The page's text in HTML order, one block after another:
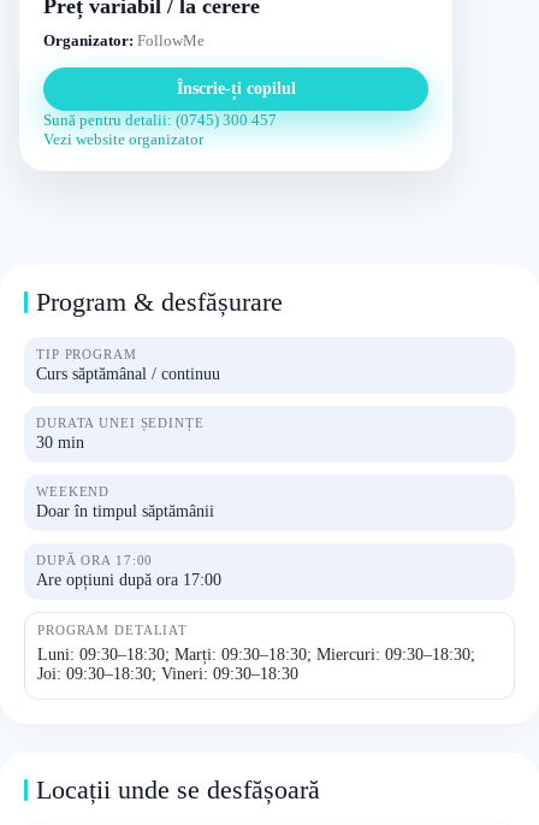
Preț variabil / la cerere
Organizator: FollowMe
Înscrie-ți copilul
Sună pentru detalii: (0745) 300 457
Vezi website organizator
Program & desfășurare
TIP PROGRAM
Curs săptămânal / continuu
DURATA UNEI ȘEDINȚE
30 min
WEEKEND
Doar în timpul săptămânii
DUPĂ ORA 17:00
Are opțiuni după ora 17:00
PROGRAM DETALIAT
Luni: 09:30–18:30; Marți: 09:30–18:30; Miercuri: 09:30–18:30;
Joi: 09:30–18:30; Vineri: 09:30–18:30
Locații unde se desfășoară